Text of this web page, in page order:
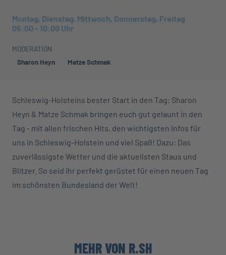
Montag, Dienstag, Mittwoch, Donnerstag, Freitag
05:00 - 10:00 Uhr
MODERATION
Sharon Heyn
Matze Schmak
Schleswig-Holsteins bester Start in den Tag: Sharon
Heyn & Matze Schmak bringen euch gut gelaunt in den
Tag - mit allen frischen Hits, den wichtigsten Infos für
uns in Schleswig-Holstein und viel Spaß! Dazu: Das
zuverlässigste Wetter und die aktuellsten Staus und
Blitzer. So seid ihr perfekt gerüstet für einen neuen Tag
im schönsten Bundesland der Welt!
MEHR VON R.SH